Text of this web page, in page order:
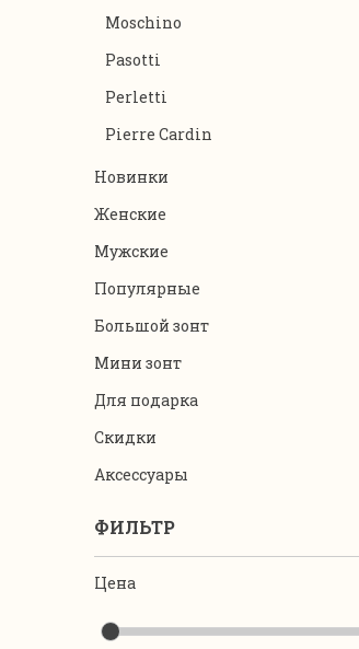
Moschino
Pasotti
Perletti
Pierre Cardin
Новинки
Женские
Мужские
Популярные
Большой зонт
Мини зонт
Для подарка
Скидки
Аксессуары
ФИЛЬТР
Цена